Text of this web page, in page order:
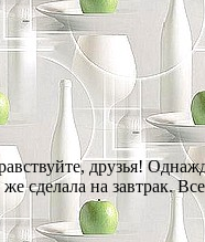
друзья!
сделала на завтрак.